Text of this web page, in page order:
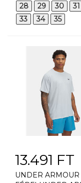
28 29 30 31
33
34 35
13.491 FT
UNDER